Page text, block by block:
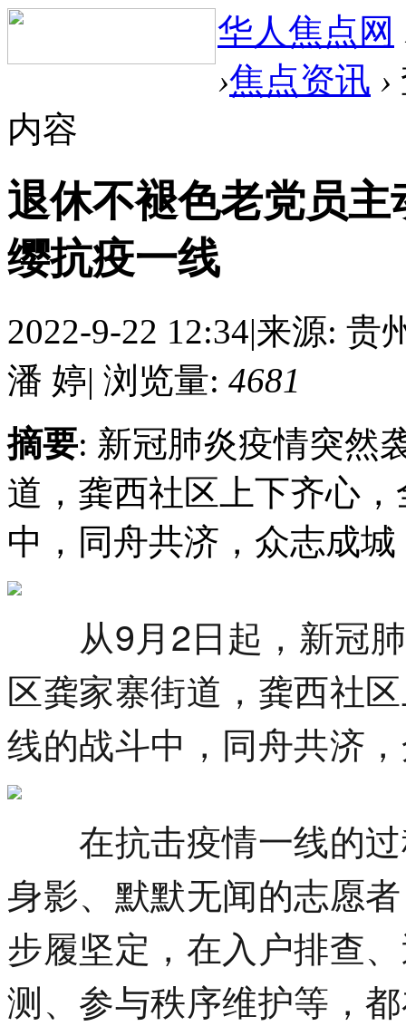
华人焦点网
›焦点资讯 ›
内容
退休不褪色老党员主
缨抗疫一线
2022-9-22 12:34|来源: 贵
潘 婷| 浏览量: 4681
摘要: 新冠肺炎疫情突然
道，龚西社区上下齐心
中，同舟共济，众志成
从9月2日起，新冠肺
区龚家寨街道，龚西社
线的战斗中，同舟共济
在抗击疫情一线的过
身影、默默无闻的志愿
步履坚定，在入户排查
测、参与秩序维护等，